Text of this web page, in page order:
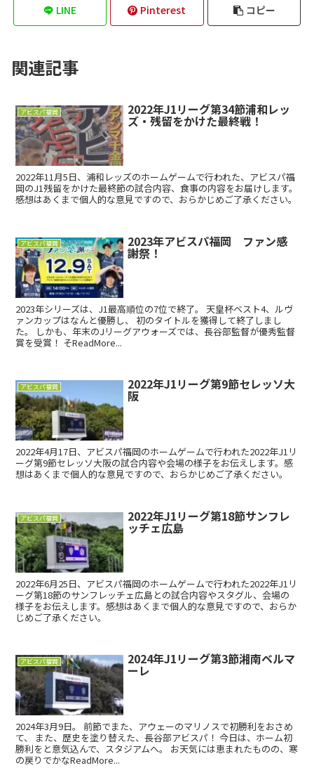
LINE Pinterest コピー
関連記事
アビスパ福岡 2022年J1リーグ第34節浦和レッ
ズ・残留をかけた最終戦！
2022年11月5日、浦和レッズのホームゲームで行われた、アビスパ福
岡のJ1残留をかけた最終節の試合内容、食事の内容をお届けします。
感想はあくまで個人的な意見ですので、おらかじめご了承ください。
アビスパ福岡 2023年アビスパ福岡 ファン感
謝祭！
2023年シリーズは、J1最高順位の7位で終了。 天皇杯ベスト4、ルヴ
ァンカップはなんと優勝し、 初のタイトルを獲得して終了しまし
た。 しかも、年末のJリーグアウォーズでは、長谷部監督が優秀監督
賞を受賞！ そReadMore...
アビスパ福岡 2022年J1リーグ第9節セレッソ大
阪
2022年4月17日、アビスパ福岡のホームゲームで行われた2022年J1リ
ーグ第9節セレッソ大阪の試合内容や会場の様子をお伝えします。感
想はあくまで個人的な意見ですので、おらかじめご了承ください。
アビスパ福岡 2022年J1リーグ第18節サンフレ
ッチェ広島
2022年6月25日、アビスパ福岡のホームゲームで行われた2022年J1リ
ーグ第18節のサンフレッチェ広島との試合内容やスタグル、会場の
様子をお伝えします。感想はあくまで個人的な意見ですので、おらか
じめご了承ください。
アビスパ福岡 2024年J1リーグ第3節湘南ベルマ
ーレ
2024年3月9日。 前節でまた、アウェーのマリノスで初勝利をおさめ
て、 また、歴史を塗り替えた、長谷部アビスパ！ 今日は、ホーム初
勝利をと意気込んで、スタジアムへ。 お天気には恵まれたものの、寒
の戻りでかなReadMore...